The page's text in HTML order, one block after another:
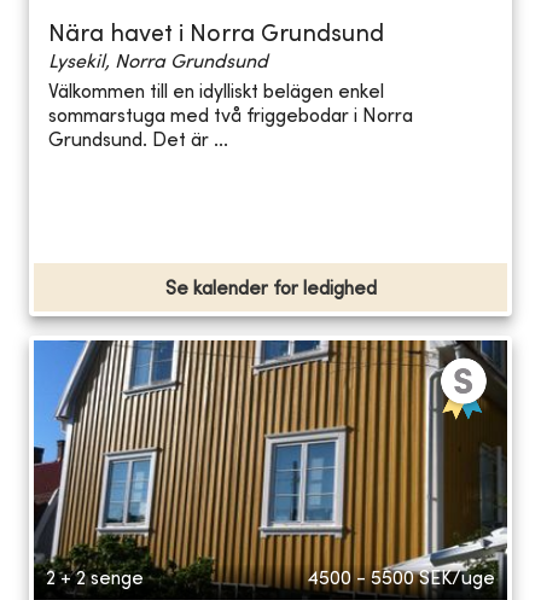
Nära havet i Norra Grundsund
Lysekil, Norra Grundsund
Välkommen till en idylliskt belägen enkel
sommarstuga med två friggebodar i Norra
Grundsund. Det är ...
Se kalender for ledighed
2 + 2 senge 4500 - 5500 SEK/uge